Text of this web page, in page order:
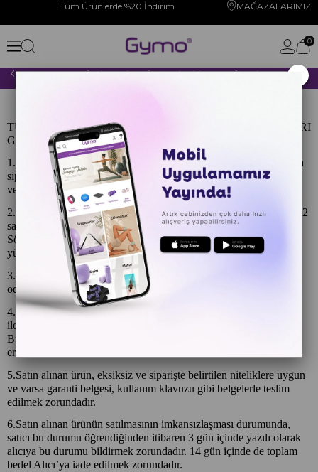
Tüm Ürünlerde %20 İndirim MAĞAZALARIMIZ
0
2000 TL VE ÜZERİ YAPACAĞINIZ TÜM ALIŞVERİŞLERİNİZDE KARGO ÜCRETSİZ!
TÜKETİCİ HAKLARI – CAYMA – İPTAL İADE KOŞULLARI
GENEL:
1.Kullanmakta olduğunuz web sitesi üzerinden elektronik ortamda
sipariş verdiğiniz takdirde, size sunulan ön bilgilendirme formunu
ve mesafeli satış sözleşmesini kabul etmiş sayılırsınız.
2.Alıcılar, satın aldıkları ürünün satış ve teslimi ile ilgili olarak 6502
sayılı Tüketicinin Korunması Hakkında Kanun ve Mesafeli
Sözleşmeler Yönetmeliği (RG:27.11.2014/29188) hükümleri ile
yürürlükteki diğer yasalara tabidir.
3.Ürün sevkiyat masrafı olan kargo ücretleri alıcılar tarafından
ödenecektir.
4.Satın alınan her bir ürün, 30 günlük yasal süreyi aşmamak kaydı
ile alıcının gösterdiği adresteki kişi ve/veya kuruluşa teslim edilir.
Bu süre içinde ürün teslim edilmez ise, Alıcılar sözleşmeyi sona
erdirebilir.
5.Satın alınan ürün, eksiksiz ve siparişte belirtilen niteliklere uygun
ve varsa garanti belgesi, kullanım klavuzu gibi belgelerle teslim
edilmek zorundadır.
6.Satın alınan ürünün satılmasının imkansızlaşması durumunda,
satıcı bu durumu öğrendiğinden itibaren 3 gün içinde yazılı olarak
alıcıya bu durumu bildirmek zorundadır. 14 gün içinde de toplam
bedel Alıcı’ya iade edilmek zorundadır.